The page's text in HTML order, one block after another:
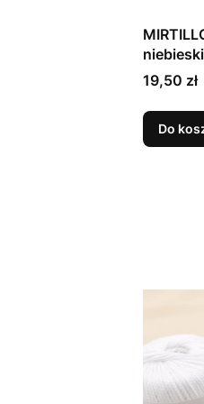
Cena
19,50 zł
Do